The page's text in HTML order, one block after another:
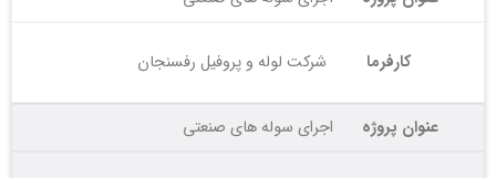
کارفرما شرکت لوله و پروفیل رفسنجان
عنوان پروژه اجرای سوله های صنعتی